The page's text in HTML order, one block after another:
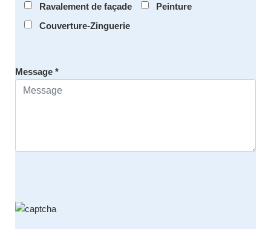
Ravalement de façade
Peinture
Couverture-Zinguerie
Message *